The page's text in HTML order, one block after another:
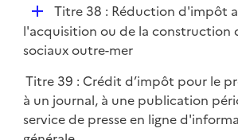
D
é
p
i
e
r
Titre 38 : Réduction d'impôt
l'acquisition ou de la construction
sociaux outre-mer
Titre 39 : Crédit d’impôt pour le
à un journal, à une publication
service de presse en ligne